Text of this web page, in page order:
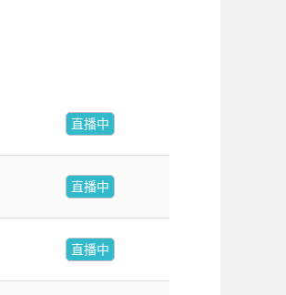
直播中
直播中
直播中